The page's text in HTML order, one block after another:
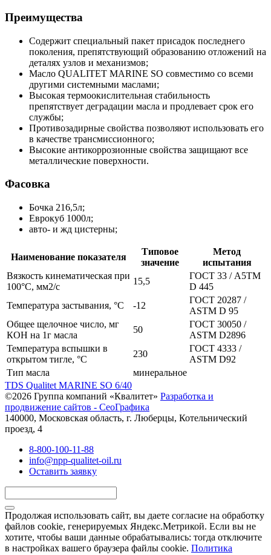
Преимущества
Содержит специальный пакет присадок последнего
поколения, препятствующий образованию отложений на
деталях узлов и механизмов;
Масло QUALITET MARINE SO совместимо со всеми
другими системными маслами;
Высокая термоокислительная стабильность
препятствует деградации масла и продлевает срок его
службы;
Противозадирные свойства позволяют использовать его
в качестве трансмиссионного;
Высокие антикоррозионные свойства защищают все
металлические поверхности.
Фасовка
Бочка 216,5л;
Еврокуб 1000л;
авто- и жд цистерны;
Наименование показателя
Типовое
значение
Метод
испытания
Вязкость кинематическая при
100°С, мм2/с
15,5
ГОСТ 33 / А5ТМ
D 445
Температура застывания, °С
-12
ГОСТ 20287 /
АSТМ D 95
Общее щелочное число, мг
КОН на 1г масла
50
ГОСТ 30050 /
ASTM D2896
Температура вспышки в
открытом тигле, °С
230
ГОСТ 4333 /
ASTM D92
Тип масла
минеральное
TDS Qualitet MARINE SO 6/40
©2026 Группа компаний «Квалитет» Разработка и
продвижение сайтов - СеоГрафика
140000, Московская область, г. Люберцы, Котельнический
проезд, 4
8-800-100-11-88
info@npp-qualitet-oil.ru
Оставить заявку
Продолжая использовать сайт, вы даете согласие на обработку
файлов cookie, генерируемых Яндекс.Метрикой. Если вы не
хотите, чтобы ваши данные обрабатывались: тогда отключите
в настройках вашего браузера файлы cookie. Политика